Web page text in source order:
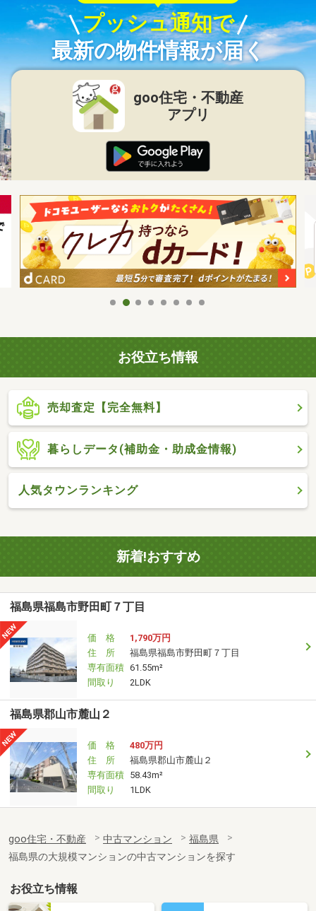
プッシュ通知で
最新の物件情報が届く
goo住宅・不動産
アプリ
お役立ち情報
売却査定【完全無料】
暮らしデータ(補助金・助成金情報)
人気タウンランキング
新着!おすすめ
福島県福島市野田町７丁目
価 格
1,790万円
住 所
福島県福島市野田町７丁目
専有面積 61.55m²
間取り
2LDK
福島県郡山市麓山２
価 格
480万円
住 所
福島県郡山市麓山２
専有面積 58.43m²
間取り
1LDK
goo住宅・不動産 中古マンション
福島県
福島県の大規模マンションの中古マンションを探す
お役立ち情報